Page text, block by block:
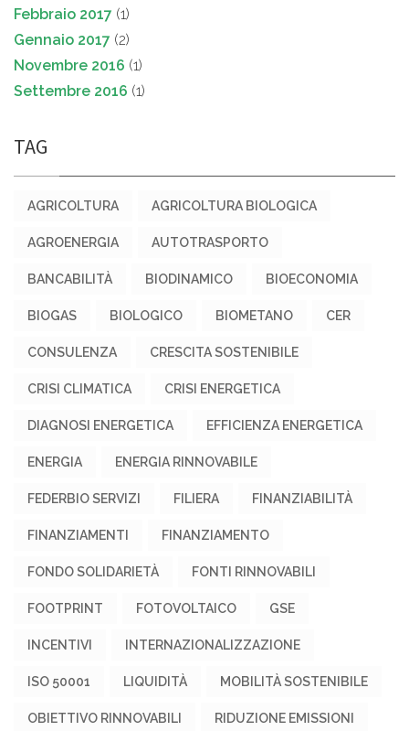
Febbraio 2017 (1)
Gennaio 2017 (2)
Novembre 2016 (1)
Settembre 2016 (1)
TAG
AGRICOLTURA AGRICOLTURA BIOLOGICA
AGROENERGIA AUTOTRASPORTO
BANCABILITÀ BIODINAMICO BIOECONOMIA
BIOGAS BIOLOGICO BIOMETANO CER
CONSULENZA CRESCITA SOSTENIBILE
CRISI CLIMATICA CRISI ENERGETICA
DIAGNOSI ENERGETICA EFFICIENZA ENERGETICA
ENERGIA ENERGIA RINNOVABILE
FEDERBIO SERVIZI FILIERA FINANZIABILITÀ
FINANZIAMENTI FINANZIAMENTO
FONDO SOLIDARIETÀ FONTI RINNOVABILI
FOOTPRINT FOTOVOLTAICO GSE
INCENTIVI INTERNAZIONALIZZAZIONE
ISO 50001 LIQUIDITÀ MOBILITÀ SOSTENIBILE
OBIETTIVO RINNOVABILI RIDUZIONE EMISSIONI